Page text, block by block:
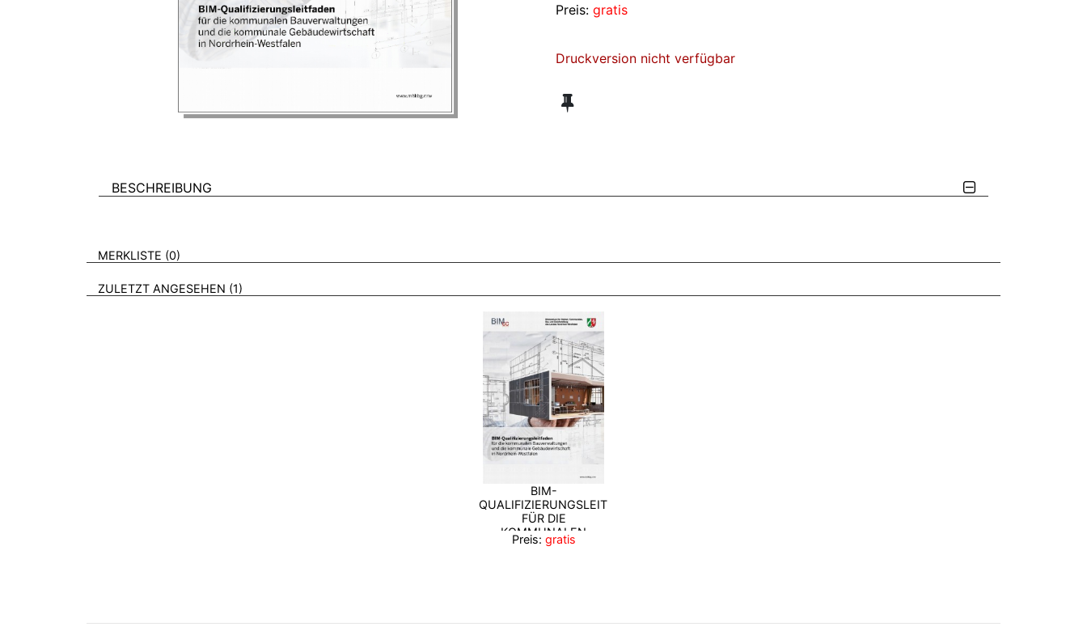
Preis: gratis
Druckversion nicht verfügbar
BESCHREIBUNG
VERWEISE AUF VERMERKTE- ODER ZULETZT ANGESEHENE BROSCHÜREN
MERKLISTE 0
ZULETZT ANGESEHEN 1
BIM-
QUALIFIZIERUNGSLEITFADEN
FÜR DIE
KOMMUNALEN
BAUVERWALTUNGEN
Preis: gratis